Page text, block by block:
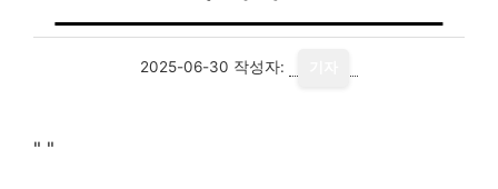
2025-06-30 작성자:
" "